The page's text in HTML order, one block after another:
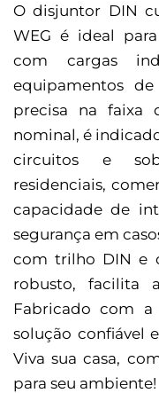
O disjuntor DIN
WEG é ideal
com cargas
equipamentos
precisa na faixa
nominal, é
circuitos e
residenciais,
capacidade de
segurança em
com trilho DIN e
robusto, facilita
Fabricado com a
solução confiável
Viva sua casa,
para seu ambiente!